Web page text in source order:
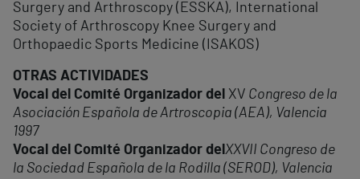
Surgery and Arthroscopy (ESSKA), International
Society of Arthroscopy Knee Surgery and
Orthopaedic Sports Medicine (ISAKOS)
OTRAS ACTIVIDADES
Vocal del Comité Organizador del XV Congreso de la
Asociación Española de Artroscopia (AEA), Valencia
1997
Vocal del Comité Organizador del XXVII Congreso de
la Sociedad Española de la Rodilla (SEROD), Valencia